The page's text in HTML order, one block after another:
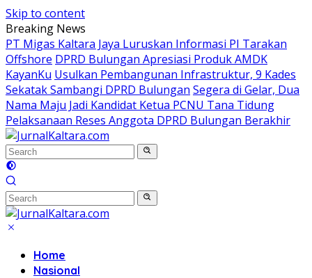
Skip to content
Breaking News
PT Migas Kaltara Jaya Luruskan Informasi PI Tarakan
Offshore DPRD Bulungan Apresiasi Produk AMDK
KayanKu Usulkan Pembangunan Infrastruktur, 9 Kades
Sekatak Sambangi DPRD Bulungan Segera di Gelar, Dua
Nama Maju Jadi Kandidat Ketua PCNU Tana Tidung
Pelaksanaan Reses Anggota DPRD Bulungan Berakhir
Home
Nasional